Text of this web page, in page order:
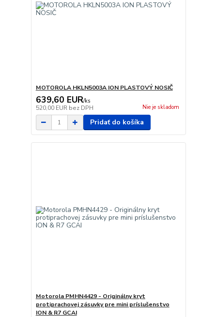
MOTOROLA HKLN5003A ION PLASTOVÝ NOSIČ
639,60 EUR/ks
520,00 EUR bez DPH Nie je skladom
Pridať do košíka
Motorola PMHN4429 - Originálny kryt
protiprachovej zásuvky pre mini príslušenstvo
ION & R7 GCAI